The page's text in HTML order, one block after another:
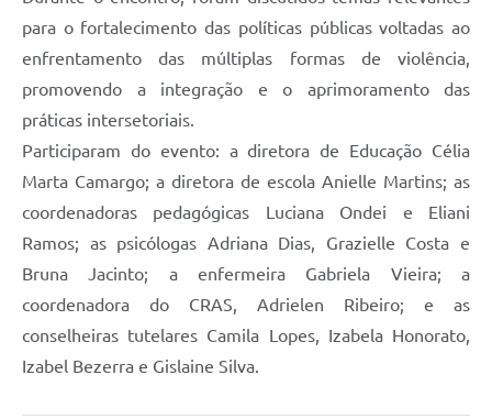
para o fortalecimento das políticas públicas voltadas ao
enfrentamento das múltiplas formas de violência,
promovendo a integração e o aprimoramento das
práticas intersetoriais.
Participaram do evento: a diretora de Educação Célia
Marta Camargo; a diretora de escola Anielle Martins; as
coordenadoras pedagógicas Luciana Ondei e Eliani
Ramos; as psicólogas Adriana Dias, Grazielle Costa e
Bruna Jacinto; a enfermeira Gabriela Vieira; a
coordenadora do CRAS, Adrielen Ribeiro; e as
conselheiras tutelares Camila Lopes, Izabela Honorato,
Izabel Bezerra e Gislaine Silva.